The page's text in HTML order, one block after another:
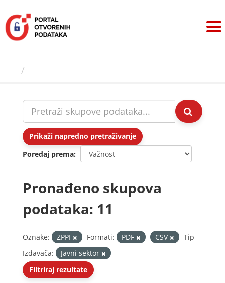
sadržaj
Prikaži napredno pretraživanje
Poredaj prema
Pronađeno skupova
podataka: 11
Oznake: ZPPI Formati: PDF CSV
Tip
Izdavača:
Javni sektor
Filtriraj rezultate